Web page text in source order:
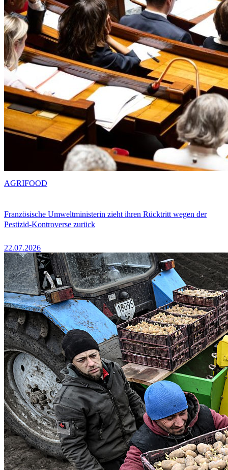
Französische Umweltministerin zieht ihren Rücktritt wegen der
Pestizid-Kontroverse zurück
22.07.2026
AGRIFOOD